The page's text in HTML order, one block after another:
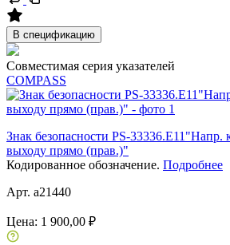
В спецификацию
Совместимая серия указателей
COMPASS
Знак безопасности PS-33336.E11"Напр.
выходу прямо (прав.)"
Кодированное обозначение. Подробнее
Арт. a21440
Цена: 1 900,00 ₽